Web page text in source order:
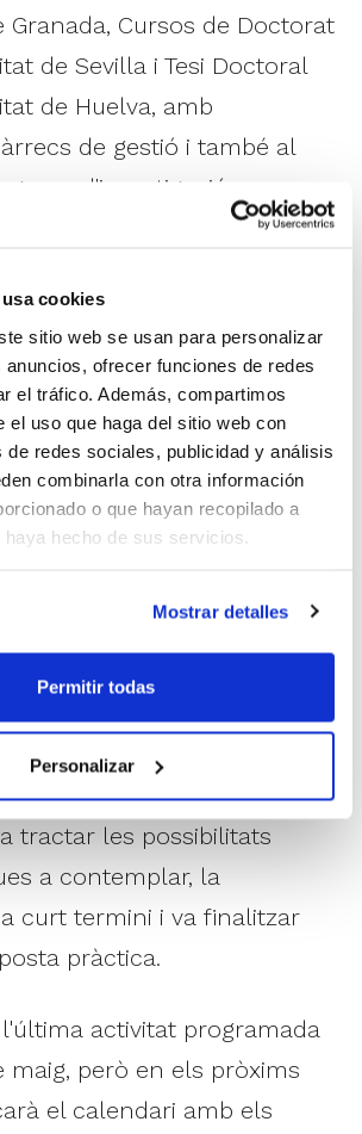
cookies
sitio web se usan para personalizar
ofrecer funciones de redes
el tráfico. Además, compartimos
el uso que haga del sitio web con
de redes sociales, publicidad y análisis
combinarla con otra información
o que hayan recopilado a
hecho de sus servicios.
Mostrar detalles
Permitir todas
Personalizar
Granada, Cursos de Doctorat
de Sevilla i Tesi Doctoral
de Huelva, amb
de gestió i també al
grups d'investigació.
va abordar l'aplicació
comprensiva en
realitzem com a entrenadors
específic, i no realitzar-
en un context
analític. Durant la seua
tractar les possibilitats
a contemplar, la
curt termini i va finalitzar
pràctica.
activitat programada
maig, però en els pròxims
el calendari amb els